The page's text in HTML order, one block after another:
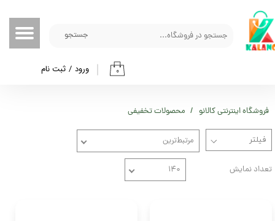
جستجو
۰ ورود / ثبت نام
حساب کاربری من
تغییر گذر واژه
خروج از حساب کاربری
فروشگاه اینترنتی کالانو محصولات تخفیفی
مرتبط‌ترین
تعداد نمایش ۱۴۰